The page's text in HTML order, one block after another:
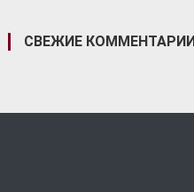
СВЕЖИЕ КОММЕНТАРИИ